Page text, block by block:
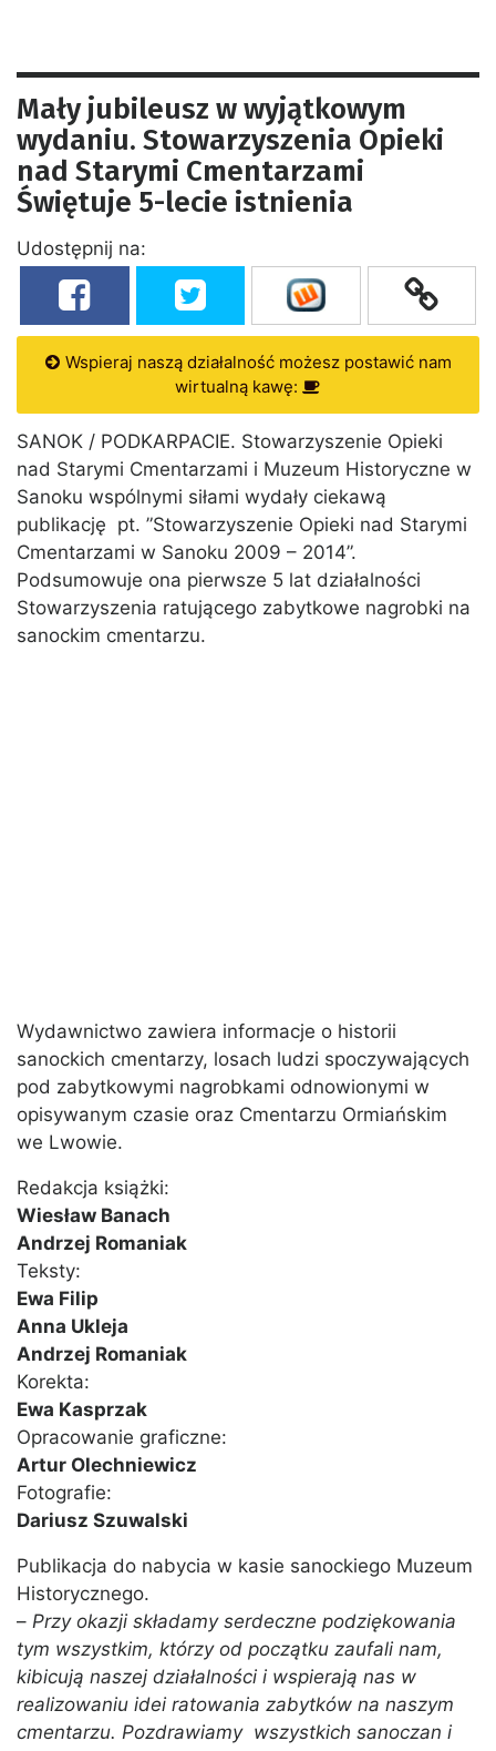
Mały jubileusz w wyjątkowym
wydaniu. Stowarzyszenia Opieki
nad Starymi Cmentarzami
Świętuje 5-lecie istnienia
Udostępnij na:
Wspieraj naszą działalność możesz postawić nam
wirtualną kawę:
SANOK / PODKARPACIE. Stowarzyszenie Opieki
nad Starymi Cmentarzami i Muzeum Historyczne w
Sanoku wspólnymi siłami wydały ciekawą
publikację pt. ”Stowarzyszenie Opieki nad Starymi
Cmentarzami w Sanoku 2009 – 2014”.
Podsumowuje ona pierwsze 5 lat działalności
Stowarzyszenia ratującego zabytkowe nagrobki na
sanockim cmentarzu.
Wydawnictwo zawiera informacje o historii
sanockich cmentarzy, losach ludzi spoczywających
pod zabytkowymi nagrobkami odnowionymi w
opisywanym czasie oraz Cmentarzu Ormiańskim
we Lwowie.
Redakcja książki:
Wiesław Banach
Andrzej Romaniak
Teksty:
Ewa Filip
Anna Ukleja
Andrzej Romaniak
Korekta:
Ewa Kasprzak
Opracowanie graficzne:
Artur Olechniewicz
Fotografie:
Dariusz Szuwalski
Publikacja do nabycia w kasie sanockiego Muzeum
Historycznego.
– Przy okazji składamy serdeczne podziękowania
tym wszystkim, którzy od początku zaufali nam,
kibicują naszej działalności i wspierają nas w
realizowaniu idei ratowania zabytków na naszym
cmentarzu. Pozdrawiamy wszystkich sanoczan i